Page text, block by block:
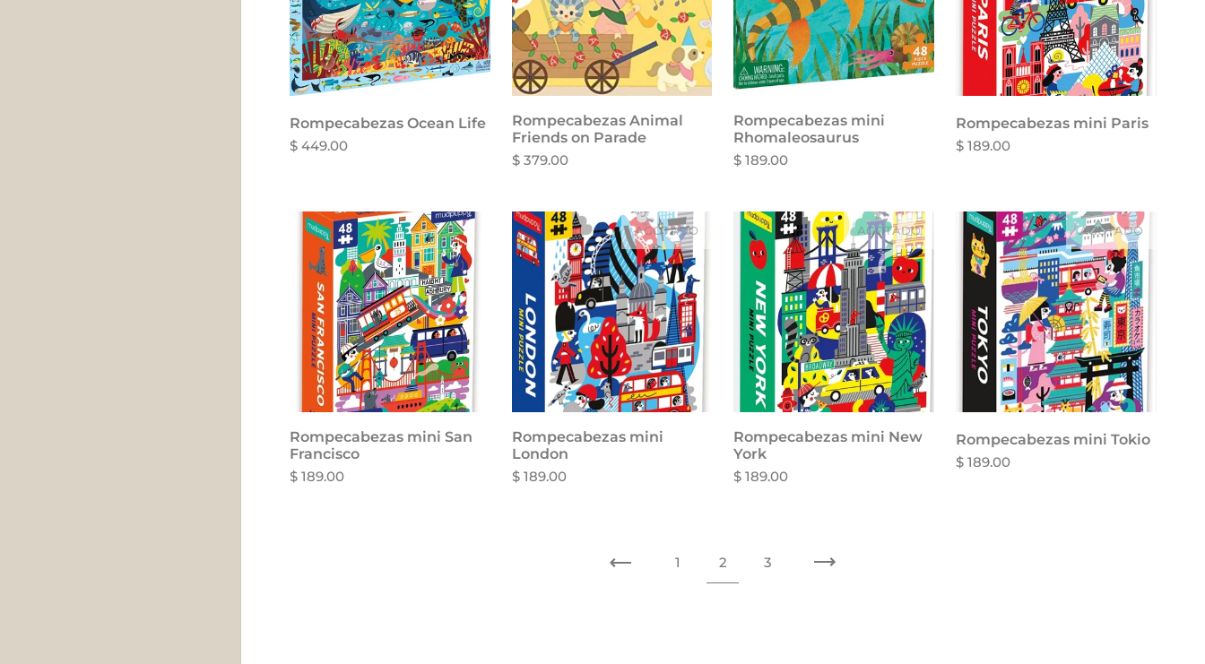
Añadir al carrito
Rompecabezas Ocean Life
$ 449.00
Rompecabezas Animal
Friends on Parade
$ 379.00
Rompecabezas mini
Rhomaleosaurus
$ 189.00
Añadir al carrito
Rompecabezas mini Paris
$ 189.00
Añadir al carrito
Rompecabezas mini San
Francisco
$ 189.00
Rompecabezas mini
London
$ 189.00
AGOTADO
Rompecabezas mini New
York
$ 189.00
AGOTADO
Rompecabezas mini Tokio
$ 189.00
AGOTADO
Anterior1 2 3 Siguiente